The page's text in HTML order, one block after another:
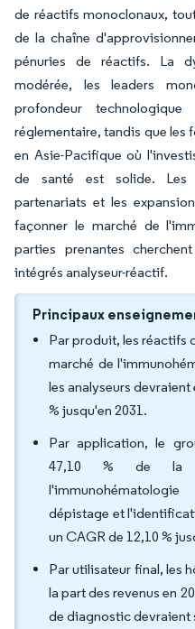
de réactifs monoclonaux,
de la chaîne
pénuries de réactifs. La
modérée, les leaders
profondeur
réglementaire, tandis que les
en Asie-Pacifique où
de santé est solide. Les
partenariats et les
façonner le marché de
parties prenantes
intégrés analyseur-réactif.
Principaux
Par produit, les réactifs
marché de
les analyseurs
% jusqu'en 2031.
Par application, le
47,10 % de la
dépistage et
un CAGR de 12,10 %
Par utilisateur final, les
la part des revenus en
de diagnostic devraient